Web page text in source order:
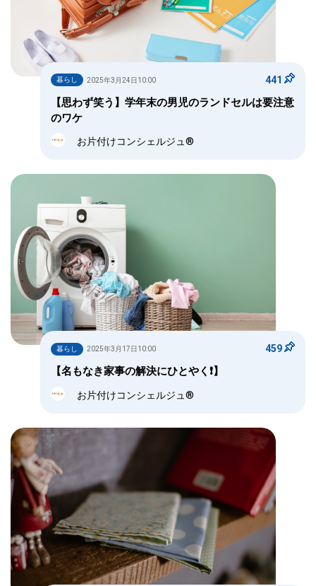
暮らし 2025年3月24日10:00 441
【思わず笑う】学年末の男児のランドセルは要注意
のワケ
お片付けコンシェルジュ®
暮らし 2025年3月17日10:00 459
【名もなき家事の解決にひとやく❗】
お片付けコンシェルジュ®